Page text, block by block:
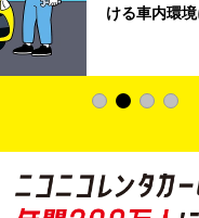
ける車内環